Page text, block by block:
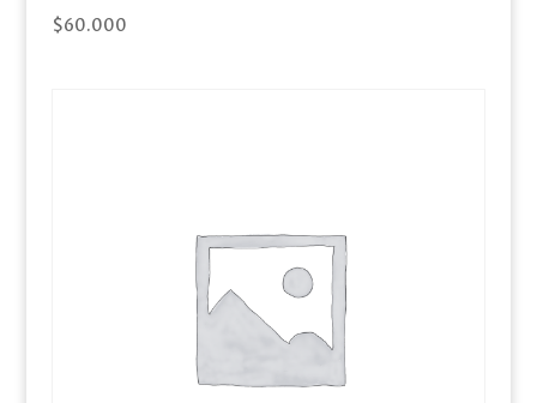
$60.000